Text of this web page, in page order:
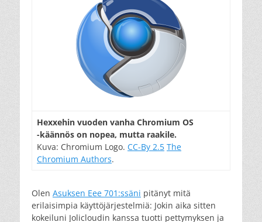
Hexxehin vuoden vanha Chromium OS
-käännös on nopea, mutta raakile.
Kuva: Chromium Logo. CC-By 2.5 The
Chromium Authors.
Olen Asuksen Eee 701:ssäni pitänyt mitä
erilaisimpia käyttöjärjestelmiä: Jokin aika sitten
kokeiluni Jolicloudin kanssa tuotti pettymyksen ja